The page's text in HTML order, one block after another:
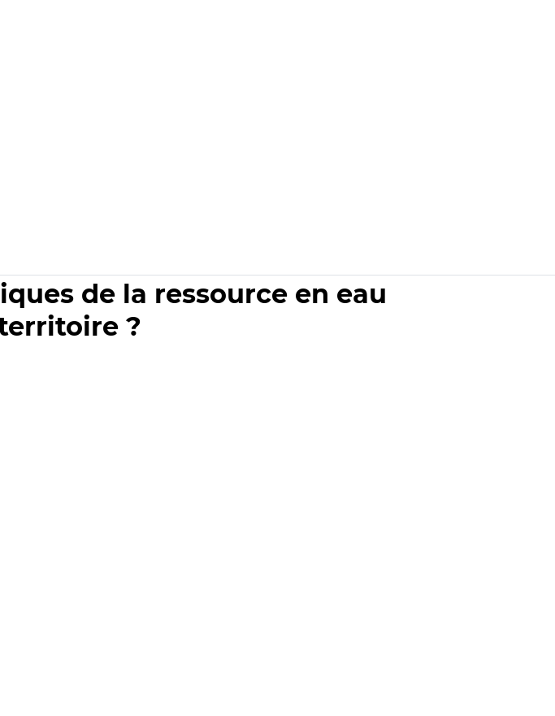
de la ressource en eau
?